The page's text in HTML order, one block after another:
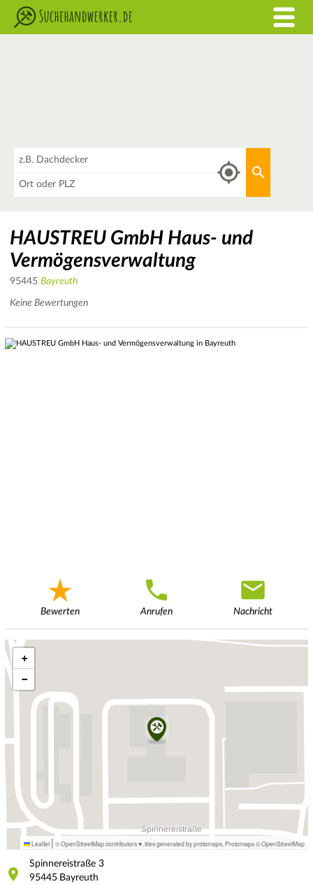
HAUSTREU GmbH Haus- und
Vermögensverwaltung
95445 Bayreuth
Keine Bewertungen
Bewerten Anrufen Nachricht
+
−
Leaflet | © OpenStreetMap contributors ♥, tiles generated by protomaps Protomaps©OpenStreetMap
Spinnereistraße 3
95445 Bayreuth